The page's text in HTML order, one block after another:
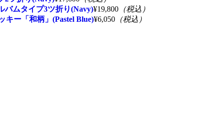
バムタイプ3ツ折り(Navy)¥19,800 （税込）
キー「和柄」(Pastel Blue)¥6,050 （税込）